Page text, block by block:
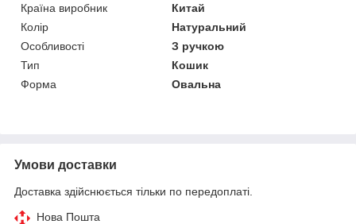
Країна виробник
Китай
Колір
Натуральний
Особливості
З ручкою
Тип
Кошик
Форма
Овальна
Умови доставки
Доставка здійснюється тільки по передоплаті.
Нова Пошта